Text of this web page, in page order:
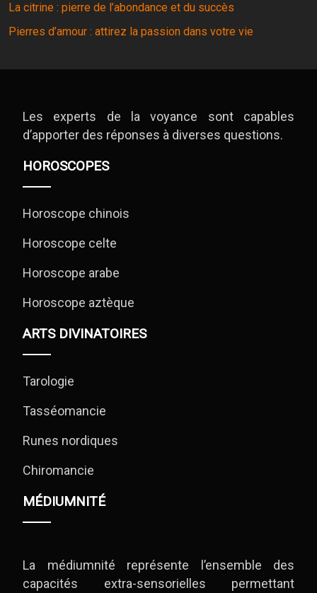
La citrine : pierre de l’abondance et du succès
Pierres d’amour : attirez la passion dans votre vie
Les experts de la voyance sont capables
d’apporter des réponses à diverses questions.
HOROSCOPES
Horoscope chinois
Horoscope celte
Horoscope arabe
Horoscope aztèque
ARTS DIVINATOIRES
Tarologie
Tasséomancie
Runes nordiques
Chiromancie
MÉDIUMNITÉ
La médiumnité représente l’ensemble des
capacités extra-sensorielles permettant